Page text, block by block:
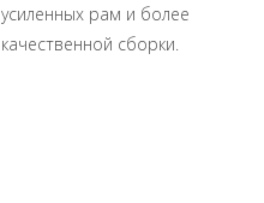
усиленных рам и более
качественной сборки.